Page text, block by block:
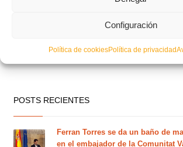
Configuración
Política de cookiesPolítica de privacidad
POSTS RECIENTES
Ferran Torres se da un baño de
en el embajador de la Comunitat